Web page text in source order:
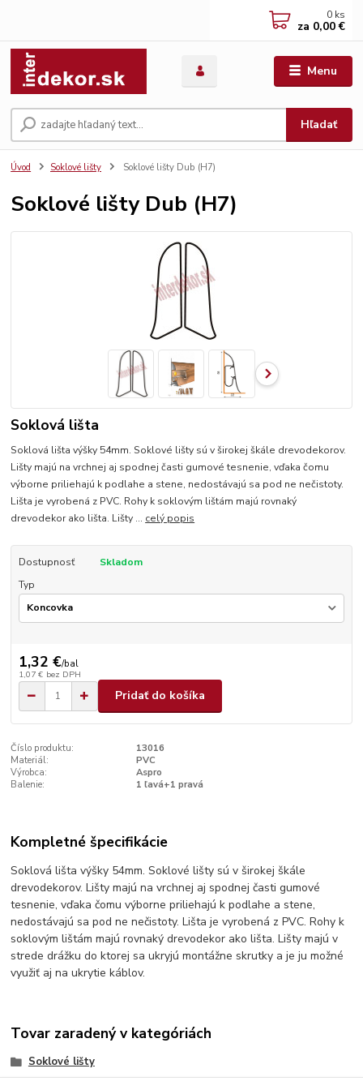
Menu
Hľadať
0 ks
za 0,00 €
Úvod Soklové lišty Soklové lišty Dub (H7)
Soklové lišty Dub (H7)
Soklová lišta
Soklová lišta výšky 54mm. Soklové lišty sú v širokej škále drevodekorov.
Lišty majú na vrchnej aj spodnej časti gumové tesnenie, vďaka čomu
výborne priliehajú k podlahe a stene, nedostávajú sa pod ne nečistoty.
Lišta je vyrobená z PVC. Rohy k soklovým lištám majú rovnaký
drevodekor ako lišta. Lišty ... celý popis
Dostupnosť
Skladom
Typ
1,32 €/bal
1,07 € bez DPH
Pridať do košíka
Číslo produktu:
13016
Materiál:
PVC
Výrobca:
Aspro
Balenie:
1 ľavá+1 pravá
Kompletné špecifikácie
Soklová lišta výšky 54mm. Soklové lišty sú v širokej škále
drevodekorov. Lišty majú na vrchnej aj spodnej časti gumové
tesnenie, vďaka čomu výborne priliehajú k podlahe a stene,
nedostávajú sa pod ne nečistoty. Lišta je vyrobená z PVC. Rohy k
soklovým lištám majú rovnaký drevodekor ako lišta. Lišty majú v
strede drážku do ktorej sa ukryjú montážne skrutky a je ju možné
využiť aj na ukrytie káblov.
Tovar zaradený v kategóriách
Soklové lišty